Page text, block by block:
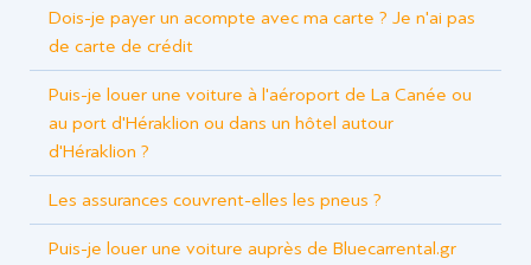
Dois-je payer un acompte avec ma carte ? Je n'ai pas
de carte de crédit
Puis-je louer une voiture à l'aéroport de La Canée ou
au port d'Héraklion ou dans un hôtel autour
d'Héraklion ?
Les assurances couvrent-elles les pneus ?
Puis-je louer une voiture auprès de Bluecarrental.gr